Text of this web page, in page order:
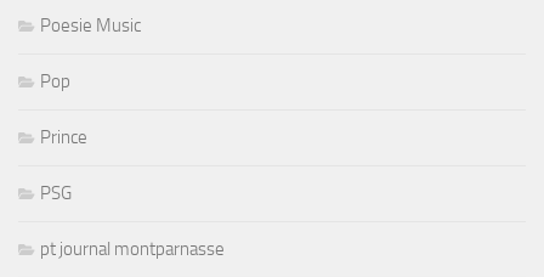
Poesie Music
Pop
Prince
PSG
pt journal montparnasse